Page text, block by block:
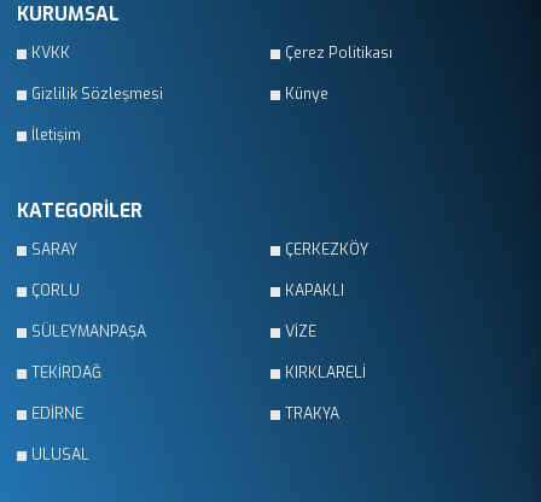
KURUMSAL
KVKK Çerez Politikası
Gizlilik Sözleşmesi Künye
İletişim
KATEGORİLER
SARAY ÇERKEZKÖY
ÇORLU KAPAKLI
SÜLEYMANPAŞA VİZE
TEKİRDAĞ KIRKLARELİ
EDİRNE TRAKYA
ULUSAL